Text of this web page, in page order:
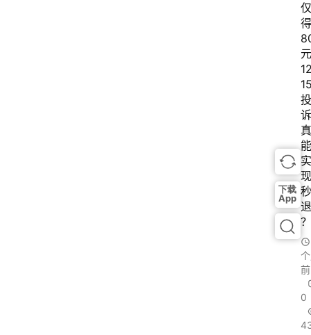
仅
得
元
投
诉
真
能
实
现
秒
退
？
前
0
下载
App